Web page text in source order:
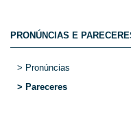
PRONÚNCIAS E
> Pronúncias
> Pareceres